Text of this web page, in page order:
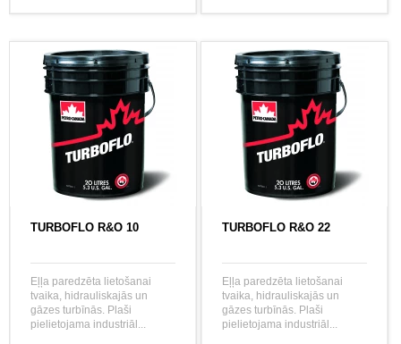
TURBOFLO R&O 10
Eļļa paredzēta lietošanai
tvaika, hidrauliskajās un
gāzes turbīnās. Plaši
pielietojama industriāl...
TURBOFLO R&O 22
Eļļa paredzēta lietošanai
tvaika, hidrauliskajās un
gāzes turbīnās. Plaši
pielietojama industriāl...